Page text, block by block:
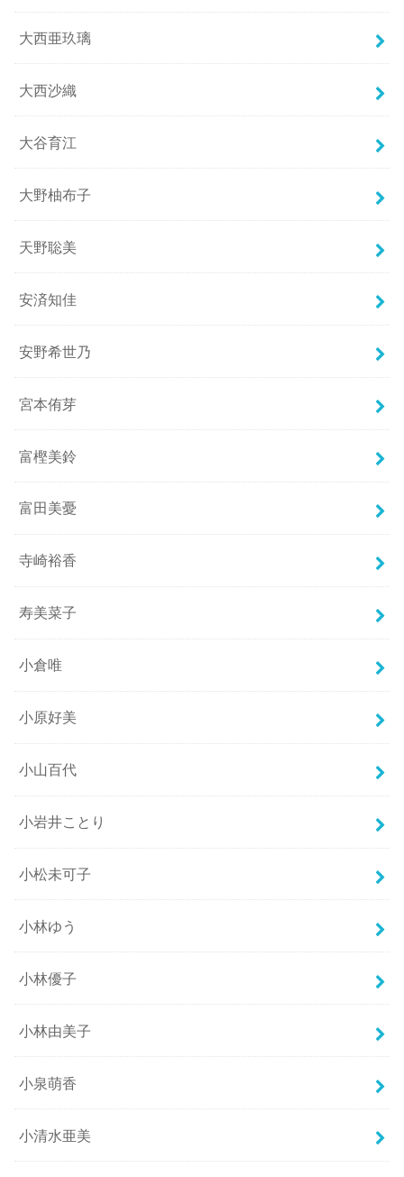
大西亜玖璃
大西沙織
大谷育江
大野柚布子
天野聡美
安済知佳
安野希世乃
宮本侑芽
富樫美鈴
富田美憂
寺崎裕香
寿美菜子
小倉唯
小原好美
小山百代
小岩井ことり
小松未可子
小林ゆう
小林優子
小林由美子
小泉萌香
小清水亜美